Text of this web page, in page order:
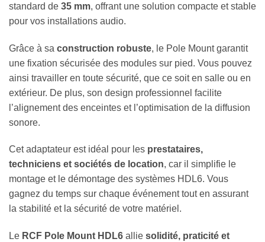
standard de 35 mm, offrant une solution compacte et stable
pour vos installations audio.
Grâce à sa construction robuste, le Pole Mount garantit
une fixation sécurisée des modules sur pied. Vous pouvez
ainsi travailler en toute sécurité, que ce soit en salle ou en
extérieur. De plus, son design professionnel facilite
l’alignement des enceintes et l’optimisation de la diffusion
sonore.
Cet adaptateur est idéal pour les prestataires,
techniciens et sociétés de location, car il simplifie le
montage et le démontage des systèmes HDL6. Vous
gagnez du temps sur chaque événement tout en assurant
la stabilité et la sécurité de votre matériel.
Le RCF Pole Mount HDL6 allie solidité, praticité et